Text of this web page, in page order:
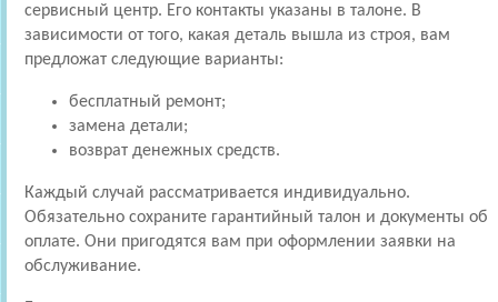
сервисный центр. Его контакты указаны в талоне. В
зависимости от того, какая деталь вышла из строя, вам
предложат следующие варианты:
бесплатный ремонт;
замена детали;
возврат денежных средств.
Каждый случай рассматривается индивидуально.
Обязательно сохраните гарантийный талон и документы об
оплате. Они пригодятся вам при оформлении заявки на
обслуживание.